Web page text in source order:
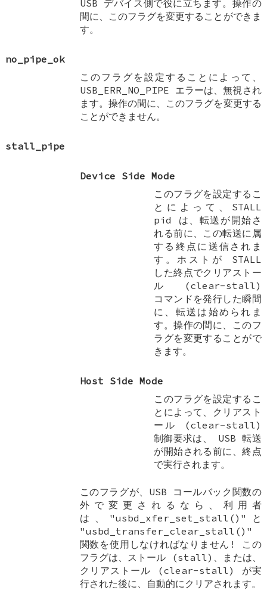
USB デバイス側で役に立ちます。操作の
間に、このフラグを変更することができま
す。
no_pipe_ok
このフラグを設定することによって、
USB_ERR_NO_PIPE エラーは、無視され
ます。操作の間に、このフラグを変更する
ことができません。
stall_pipe
Device Side Mode
このフラグを設定するこ
とによって、STALL
pid は、転送が開始さ
れる前に、この転送に属
する終点に送信されま
す。ホストが STALL
した終点でクリアストー
ル (clear-stall)
コマンドを発行した瞬間
に、転送は始められま
す。操作の間に、このフ
ラグを変更することがで
きます。
Host Side Mode
このフラグを設定するこ
とによって、クリアスト
ール (clear-stall)
制御要求は、 USB 転送
が開始される前に、終点
で実行されます。
このフラグが、USB コールバック関数の
外で変更されるなら、利用者
は、"usbd_xfer_set_stall()"と
"usbd_transfer_clear_stall()"
関数を使用しなければなりません! この
フラグは、ストール (stall)、または、
クリアストール (clear-stall) が実
行された後に、自動的にクリアされます。